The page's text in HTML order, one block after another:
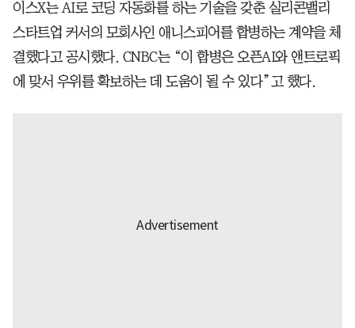
이스X는 AI로 코딩 자동화를 하는 기술을 갖춘 실리콘밸리
스타트업 커서의 모회사인 애니스피어를 합병하는 계약을 체
결했다고 공시했다. CNBC는 “이 합병은 오픈AI와 앤트로픽
에 맞서 우위를 확보하는 데 도움이 될 수 있다”고 했다.